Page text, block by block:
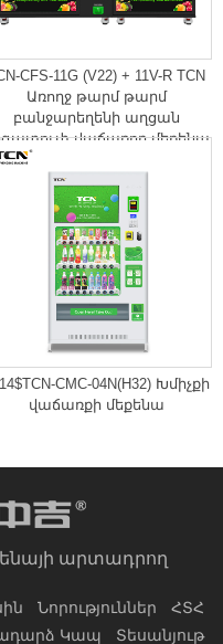
CFS-11G (V22) + 11V-R TCN
Առողջ թարմ թարմ
բանջարեղենի աղցան
վաճառող մեքենա
՝ սենսորային էկրանով
CMC-04N(H32) Խմիչքի
վաճառքի մեքենա
արտադրող
Նորություններ
ՀՏՀ
Կապ Տեսանյութ